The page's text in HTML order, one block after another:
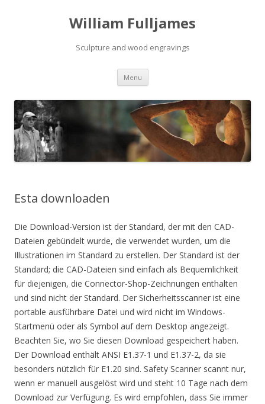
William Fulljames
Sculpture and wood engravings
Menu Skip to content
Esta downloaden
Die Download-Version ist der Standard, der mit den CAD-
Dateien gebündelt wurde, die verwendet wurden, um die
Illustrationen im Standard zu erstellen. Der Standard ist der
Standard; die CAD-Dateien sind einfach als Bequemlichkeit
für diejenigen, die Connector-Shop-Zeichnungen enthalten
und sind nicht der Standard. Der Sicherheitsscanner ist eine
portable ausführbare Datei und wird nicht im Windows-
Startmenü oder als Symbol auf dem Desktop angezeigt.
Beachten Sie, wo Sie diesen Download gespeichert haben.
Der Download enthält ANSI E1.37-1 und E1.37-2, da sie
besonders nützlich für E1.20 sind. Safety Scanner scannt nur,
wenn er manuell ausgelöst wird und steht 10 Tage nach dem
Download zur Verfügung. Es wird empfohlen, dass Sie immer